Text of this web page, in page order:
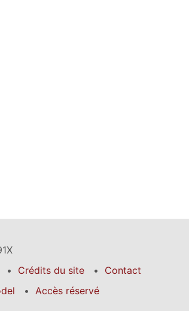
Crédits du site
Contact
Accès réservé